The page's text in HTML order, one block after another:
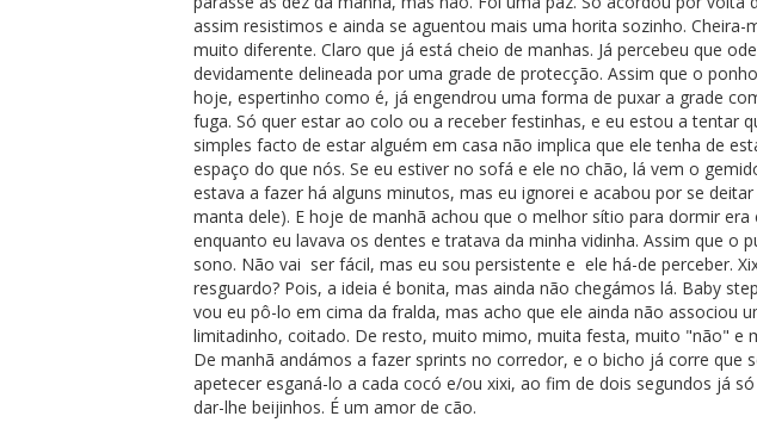
assim resistimos e ainda se aguentou mais uma horita sozinho. Cheira-
muito diferente. Claro que já está cheio de manhas. Já percebeu que
devidamente delineada por uma grade de protecção. Assim que o
hoje, espertinho como é, já engendrou uma forma de puxar a grade
fuga. Só quer estar ao colo ou a receber festinhas, e eu estou a tentar
simples facto de estar alguém em casa não implica que ele tenha de
espaço do que nós. Se eu estiver no sofá e ele no chão, lá vem o
estava a fazer há alguns minutos, mas eu ignorei e acabou por se
manta dele). E hoje de manhã achou que o melhor sítio para dormir era
enquanto eu lavava os dentes e tratava da minha vidinha. Assim que o
sono. Não vai ser fácil, mas eu sou persistente e ele há-de perceber.
resguardo? Pois, a ideia é bonita, mas ainda não chegámos lá. Baby
vou eu pô-lo em cima da fralda, mas acho que ele ainda não associou
limitadinho, coitado. De resto, muito mimo, muita festa, muito "não" e
De manhã andámos a fazer sprints no corredor, e o bicho já corre que
apetecer esganá-lo a cada cocó e/ou xixi, ao fim de dois segundos já
dar-lhe beijinhos. É um amor de cão.